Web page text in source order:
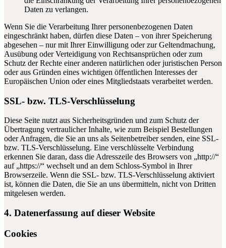
Daten zu verlangen.
Wenn Sie die Verarbeitung Ihrer personenbezogenen Daten
eingeschränkt haben, dürfen diese Daten – von ihrer Speicherung
abgesehen – nur mit Ihrer Einwilligung oder zur Geltendmachung,
Ausübung oder Verteidigung von Rechtsansprüchen oder zum
Schutz der Rechte einer anderen natürlichen oder juristischen Person
oder aus Gründen eines wichtigen öffentlichen Interesses der
Europäischen Union oder eines Mitgliedstaats verarbeitet werden.
SSL- bzw. TLS-Verschlüsselung
Diese Seite nutzt aus Sicherheitsgründen und zum Schutz der
Übertragung vertraulicher Inhalte, wie zum Beispiel Bestellungen
oder Anfragen, die Sie an uns als Seitenbetreiber senden, eine SSL-
bzw. TLS-Verschlüsselung. Eine verschlüsselte Verbindung
erkennen Sie daran, dass die Adresszeile des Browsers von „http://“
auf „https://“ wechselt und an dem Schloss-Symbol in Ihrer
Browserzeile. Wenn die SSL- bzw. TLS-Verschlüsselung aktiviert
ist, können die Daten, die Sie an uns übermitteln, nicht von Dritten
mitgelesen werden.
4. Datenerfassung auf dieser Website
Cookies